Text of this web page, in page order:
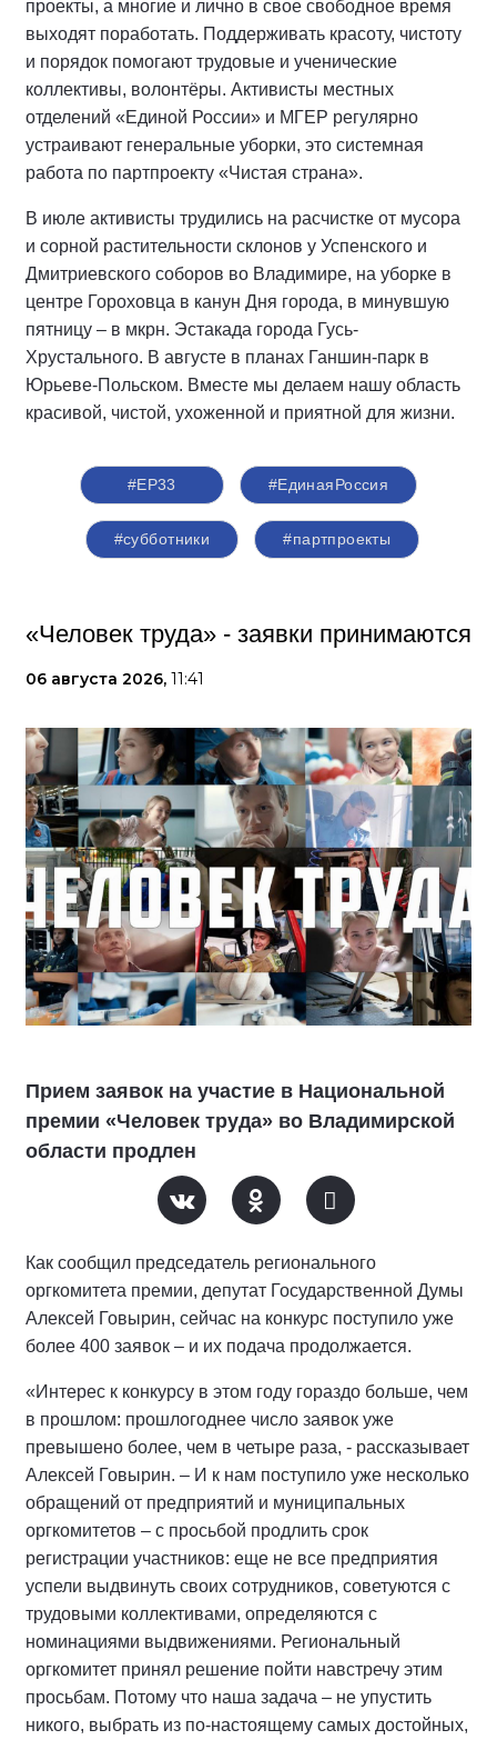
проекты, а многие и лично в свое свободное время
выходят поработать. Поддерживать красоту, чистоту
и порядок помогают трудовые и ученические
коллективы, волонтёры. Активисты местных
отделений «Единой России» и МГЕР регулярно
устраивают генеральные уборки, это системная
работа по партпроекту «Чистая страна».
В июле активисты трудились на расчистке от мусора
и сорной растительности склонов у Успенского и
Дмитриевского соборов во Владимире, на уборке в
центре Гороховца в канун Дня города, в минувшую
пятницу – в мкрн. Эстакада города Гусь-
Хрустального. В августе в планах Ганшин-парк в
Юрьеве-Польском. Вместе мы делаем нашу область
красивой, чистой, ухоженной и приятной для жизни.
#ЕР33 #‎ЕдинаяРоссия
#субботники #партпроекты
«Человек труда» - заявки принимаются
06 августа 2026, 11:41
Прием заявок на участие в Национальной
премии «Человек труда» во Владимирской
области продлен
Как сообщил председатель регионального
оргкомитета премии, депутат Государственной Думы
Алексей Говырин, сейчас на конкурс поступило уже
более 400 заявок – и их подача продолжается.
«Интерес к конкурсу в этом году гораздо больше, чем
в прошлом: прошлогоднее число заявок уже
превышено более, чем в четыре раза, - рассказывает
Алексей Говырин. – И к нам поступило уже несколько
обращений от предприятий и муниципальных
оргкомитетов – с просьбой продлить срок
регистрации участников: еще не все предприятия
успели выдвинуть своих сотрудников, советуются с
трудовыми коллективами, определяются с
номинациями выдвижениями. Региональный
оргкомитет принял решение пойти навстречу этим
просьбам. Потому что наша задача – не упустить
никого, выбрать из по-настоящему самых достойных,